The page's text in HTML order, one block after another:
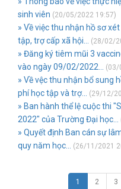
sinh viên (20/05/2022 19:57)
» Về việc thu nhận hồ sơ
tập, trợ cấp xã hội...
(28/02/
» Đăng ký tiêm mũi 3
vào ngày 09/02/2022...
(03/
» Về vệc thu nhận bổ sung
phí học tập và trợ...
(29/12/
» Ban hành thể lệ cuộc thi
2022" của Trường Đại học...
» Quyết định Ban cán sự
quy năm học...
(26/11/2021
1 2 3